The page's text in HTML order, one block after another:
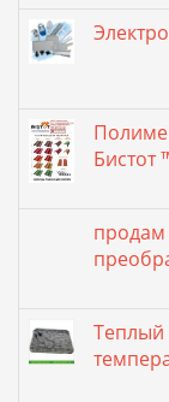
Бистот
продам
Теплый